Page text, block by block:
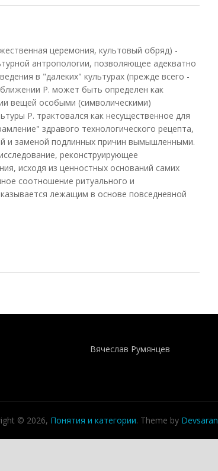
церемония, культовый обряд) -
антропологии, позволяющее адекватно
в "далеких" культурах (прежде всего -
Р. может быть определен как
вещей особыми (символическими)
Р. трактовался как несущественное для
здравого технологического рецепта,
и заменой подлинных причин вымышленными.
реконструирующее
исходя из ценностных оснований самих
соотношение ритуального и
лежащим в основе повседневной
Вячеслав Румянцев
© 2026, Понятия и категории. Theme by Devsaran